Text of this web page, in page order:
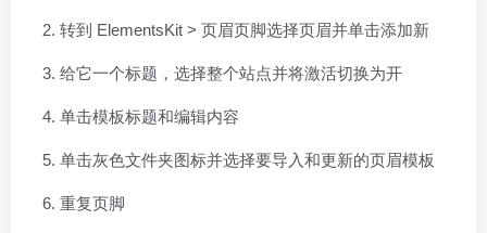
转到 ElementsKit > 页眉页脚选择页眉并单击添加新
给它一个标题，选择整个站点并将激活切换为开
单击模板标题和编辑内容
单击灰色文件夹图标并选择要导入和更新的页眉模板
重复页脚